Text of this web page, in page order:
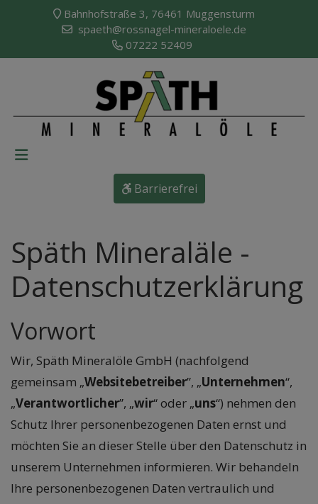
Bahnhofstraße 3, 76461 Muggensturm
spaeth@rossnagel-mineraloele.de
07222 52409
Barrierefrei
Späth Mineraläle -
Datenschutzerklärung
Vorwort
Wir, Späth Mineralöle GmbH (nachfolgend
gemeinsam „Websitebetreiber”, „Unternehmen“,
„Verantwortlicher”, „wir“ oder „uns“) nehmen den
Schutz Ihrer personenbezogenen Daten ernst und
möchten Sie an dieser Stelle über den Datenschutz in
unserem Unternehmen informieren. Wir behandeln
Ihre personenbezogenen Daten vertraulich und